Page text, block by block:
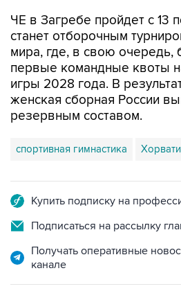
ЧЕ в Загребе пройдет с 13
станет отборочным
мира, где, в свою очередь,
первые командные квоты
игры 2028 года. В
женская сборная России
резервным составом.
спортивная гимнастика
Купить подписку на
Подписаться на рассылку
Получать оперативные
канале